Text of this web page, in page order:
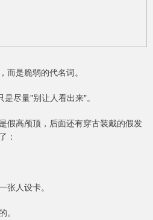
而是脆弱的代名词。
尽量"别让人看出来"。
假高颅顶，后面还有穿古装戴的假发
：
张人设卡。
。